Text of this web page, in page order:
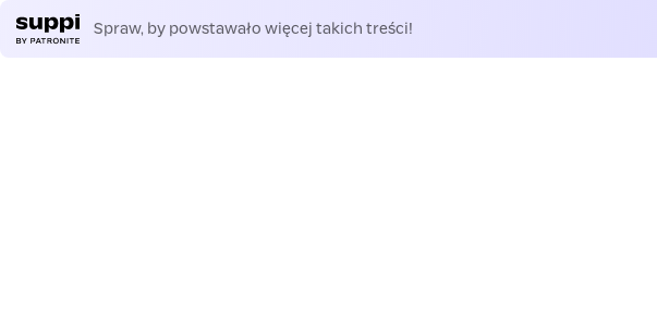
Spraw, by powstawało więcej takich treści!